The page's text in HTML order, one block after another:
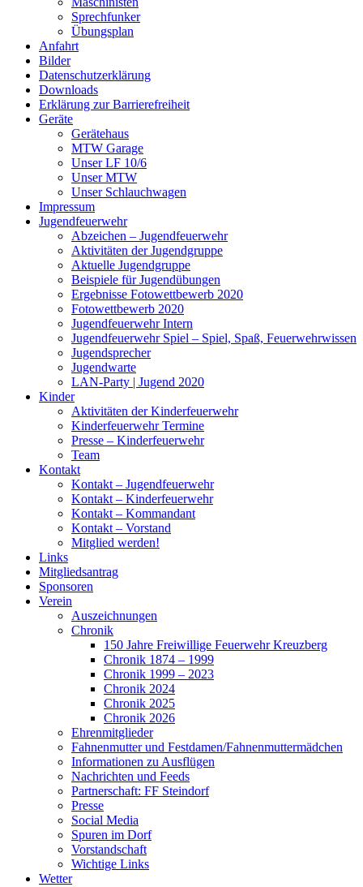
Sprechfunker
Übungsplan
Anfahrt
Bilder
Datenschutzerklärung
Downloads
Erklärung zur Barriere­frei­heit
Geräte
Gerätehaus
MTW Garage
Unser LF 10/6
Unser MTW
Unser Schlauchwagen
Impressum
Jugendfeuerwehr
Abzeichen – Jugendfeuerwehr
Aktivitäten der Jugendgruppe
Aktuelle Jugendgruppe
Beispiele für Jugendübungen
Ergebnisse Fotowettbewerb 2020
Fotowettbewerb 2020
Jugendfeuerwehr Intern
Jugendfeuerwehr Spiel – Spiel, Spaß, Feuerwehrwissen
Jugendsprecher
Jugendwarte
LAN-Party | Jugend 2020
Kinder
Aktivitäten der Kinderfeuerwehr
Kinderfeuerwehr Termine
Presse – Kinderfeuerwehr
Team
Kontakt
Kontakt – Jugendfeuerwehr
Kontakt – Kinderfeuerwehr
Kontakt – Kommandant
Kontakt – Vorstand
Mitglied werden!
Links
Mitgliedsantrag
Sponsoren
Verein
Auszeichnungen
Chronik
150 Jahre Freiwillige Feuerwehr Kreuzberg
Chronik 1874 – 1999
Chronik 1999 – 2023
Chronik 2024
Chronik 2025
Chronik 2026
Ehrenmitglieder
Fahnenmutter und Festdamen/Fahnenmuttermädchen
Informationen zu Ausflügen
Nachrichten und Feeds
Partnerschaft: FF Steindorf
Presse
Social Media
Spuren im Dorf
Vorstandschaft
Wichtige Links
Wetter